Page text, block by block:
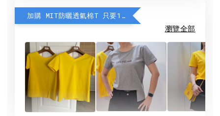
加購 MIT防曬透氣棉T 只要190元
瀏覽全部